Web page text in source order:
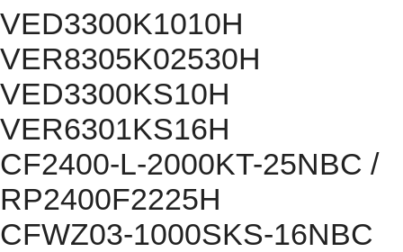
VED3300K1010H
VER8305K02530H
VED3300KS10H
VER6301KS16H
CF2400-L-2000KT-25NBC /
RP2400F2225H
CFWZ03-1000SKS-16NBC